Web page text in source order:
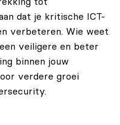
dat je kritische ICT-
verbeteren. Wie weet
veiligere en beter
binnen jouw
verdere groei